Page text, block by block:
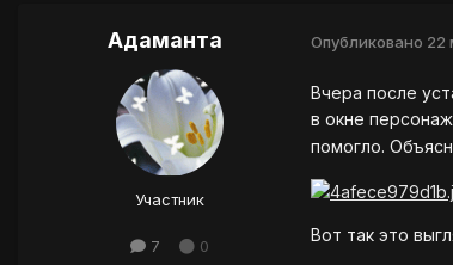
Адаманта
Участник
7 0
Опубликовано 22
Вчера после
в окне
помогло.
Вот так это